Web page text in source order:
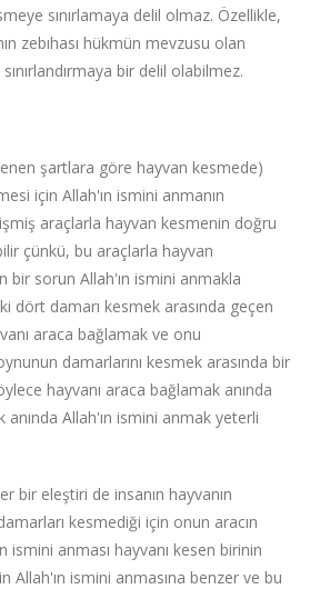
sınırlamaya delil olmaz. Özellikle,
zebıhası hükmün mevzusu olan
bir delil olabilmez.
şartlara göre hayvan kesmede)
için Allah'ın ismini anmanın
araçlarla hayvan kesmenin doğru
çünkü, bu araçlarla hayvan
bir sorun Allah'ın ismini anmakla
dört damarı kesmek arasında geçen
araca bağlamak ve onu
damarlarını kesmek arasında bir
hayvanı araca bağlamak anında
anında Allah'ın ismini anmak yeterli
bir eleştiri de insanın hayvanın
kesmediği için onun aracın
ismini anması hayvanı kesen birinin
Allah'ın ismini anmasına benzer ve bu